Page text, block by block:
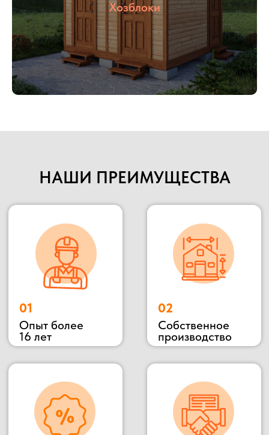
Хозблоки
НАШИ ПРЕИМУЩЕСТВА
Наше производство всегда открыто для
потенциальных клиентов и партнеров, Вы
можете всегда к нам приехать в гости,
убедиться в качестве материалов и взглянуть на
сам процесс изготовления.
Подробнее